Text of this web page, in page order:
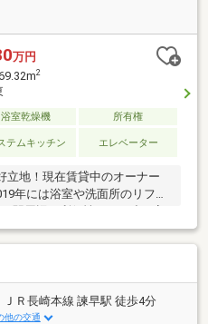
万円
2
浴室乾燥機
所有権
テムキッチン エレベーター
立地！現在賃貸中のオーナー
年には浴室や洗面所のリフォ
ンション。賃借人様の退去後
詳細はお気軽にお問い合わせ
有（現在敷地内は満車です）●
メートル圏内＜交通アクセ
早ターミナル」バス停まで徒
3分＜備考＞※周辺環境の距
ＪＲ長崎本線 諫早駅 徒歩4分
他の交通